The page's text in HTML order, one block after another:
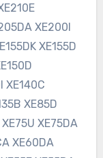
XE200I
XE155D
XE140C
XE85D
XE75DA
XE60DA